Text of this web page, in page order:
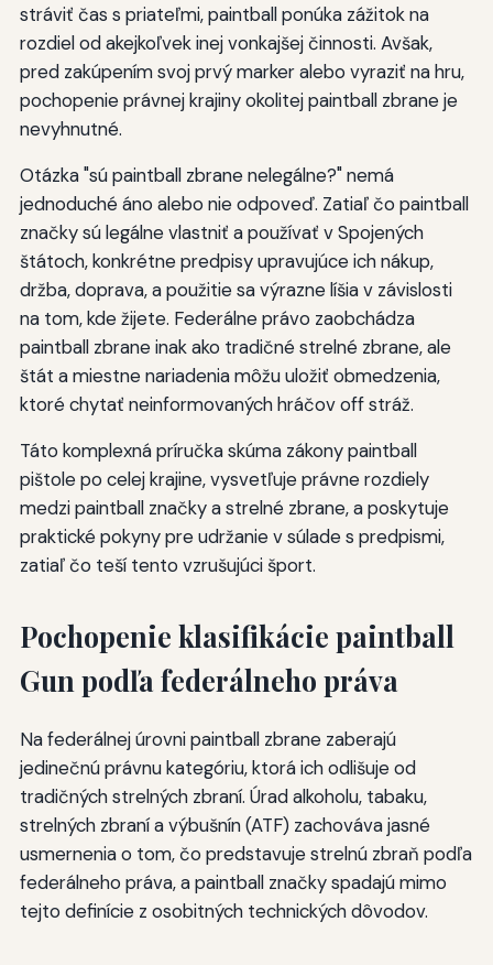
stráviť čas s priateľmi, paintball ponúka zážitok na
rozdiel od akejkoľvek inej vonkajšej činnosti. Avšak,
pred zakúpením svoj prvý marker alebo vyraziť na hru,
pochopenie právnej krajiny okolitej paintball zbrane je
nevyhnutné.
Otázka "sú paintball zbrane nelegálne?" nemá
jednoduché áno alebo nie odpoveď. Zatiaľ čo paintball
značky sú legálne vlastniť a používať v Spojených
štátoch, konkrétne predpisy upravujúce ich nákup,
držba, doprava, a použitie sa výrazne líšia v závislosti
na tom, kde žijete. Federálne právo zaobchádza
paintball zbrane inak ako tradičné strelné zbrane, ale
štát a miestne nariadenia môžu uložiť obmedzenia,
ktoré chytať neinformovaných hráčov off stráž.
Táto komplexná príručka skúma zákony paintball
pištole po celej krajine, vysvetľuje právne rozdiely
medzi paintball značky a strelné zbrane, a poskytuje
praktické pokyny pre udržanie v súlade s predpismi,
zatiaľ čo teší tento vzrušujúci šport.
Pochopenie klasifikácie paintball
Gun podľa federálneho práva
Na federálnej úrovni paintball zbrane zaberajú
jedinečnú právnu kategóriu, ktorá ich odlišuje od
tradičných strelných zbraní. Úrad alkoholu, tabaku,
strelných zbraní a výbušnín (ATF) zachováva jasné
usmernenia o tom, čo predstavuje strelnú zbraň podľa
federálneho práva, a paintball značky spadajú mimo
tejto definície z osobitných technických dôvodov.